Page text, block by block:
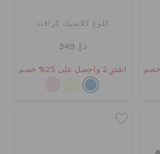
كلوغ كلاسيك كرافتد
د.إ. 349
اشترِ 2 واحصل على 25% خصم